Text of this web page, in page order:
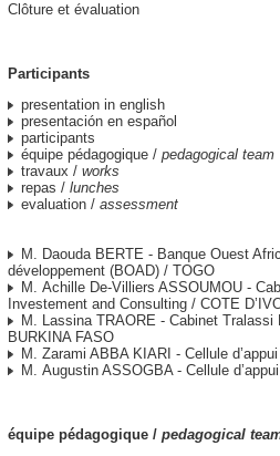
Clôture et évaluation
Participants
presentation in english
presentación en español
participants
équipe pédagogique / pedagogical team
travaux / works
repas / lunches
evaluation / assessment
M. Daouda BERTE - Banque Ouest
développement (BOAD) / TOGO
M. Achille De-Villiers ASSOUMOU -
Investement and Consulting / COTE
M. Lassina TRAORE - Cabinet Tralassi
BURKINA FASO
M. Zarami ABBA KIARI - Cellule
M. Augustin ASSOGBA - Cellule
équipe pédagogique / pedagogical